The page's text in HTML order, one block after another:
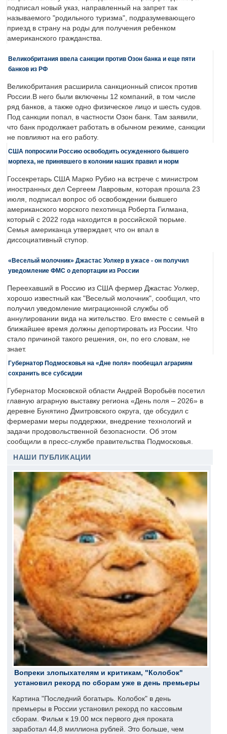
подписал новый указ, направленный на запрет так
называемого "родильного туризма", подразумевающего
приезд в страну на роды для получения ребенком
американского гражданства.
Великобритания ввела санкции против Озон банка и еще пяти
банков из РФ
Великобритания расширила санкционный список против
России.В него были включены 12 компаний, в том числе
ряд банков, а также одно физическое лицо и шесть судов.
Под санкции попал, в частности Озон банк. Там заявили,
что банк продолжает работать в обычном режиме, санкции
не повлияют на его работу.
США попросили Россию освободить осужденного бывшего
морпеха, не принявшего в колонии наших правил и норм
Госсекретарь США Марко Рубио на встрече с министром
иностранных дел Сергеем Лавровым, которая прошла 23
июля, подписал вопрос об освобождении бывшего
американского морского пехотинца Роберта Гилмана,
который с 2022 года находится в российской тюрьме.
Семья американца утверждает, что он впал в
диссоциативный ступор.
«Веселый молочник» Джастас Уолкер в ужасе - он получил
уведомление ФМС о депортации из России
Переехавший в Россию из США фермер Джастас Уолкер,
хорошо известный как "Веселый молочник", сообщил, что
получил уведомление миграционной службы об
аннулировании вида на жительство. Его вместе с семьей в
ближайшее время должны депортировать из России. Что
стало причиной такого решения, он, по его словам, не
знает.
Губернатор Подмосковья на «Дне поля» пообещал аграриям
сохранить все субсидии
Губернатор Московской области Андрей Воробьёв посетил
главную аграрную выставку региона «День поля – 2026» в
деревне Бунятино Дмитровского округа, где обсудил с
фермерами меры поддержки, внедрение технологий и
задачи продовольственной безопасности. Об этом
сообщили в пресс-службе правительства Подмосковья.
НАШИ ПУБЛИКАЦИИ
Вопреки злопыхателям и критикам, "Колобок"
установил рекорд по сборам уже в день премьеры
Картина "Последний богатырь. Колобок" в день
премьеры в России установил рекорд по кассовым
сборам. Фильм к 19.00 мск первого дня проката
заработал 44,8 миллиона рублей. Это больше, чем